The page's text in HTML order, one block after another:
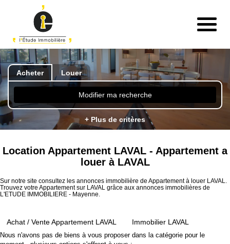
Acheter Louer
Modifier ma recherche
+ Plus de critères
Location Appartement LAVAL - Appartement a
louer à LAVAL
Sur notre site consultez les annonces immobilière de Appartement à louer LAVAL.
Trouvez votre Appartement sur LAVAL grâce aux annonces immobilières de
L'ETUDE IMMOBILIERE - Mayenne.
Achat / Vente Appartement LAVAL Immobilier LAVAL
Nous n'avons pas de biens à vous proposer dans la catégorie pour le